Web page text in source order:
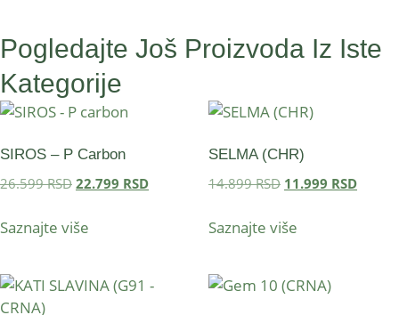
Pogledajte Još Proizvoda Iz Iste
Kategorije
SIROS – P Carbon
26.599RSD 22.799 RSD
Saznajte više
SELMA (CHR)
14.899RSD 11.999 RSD
Saznajte više